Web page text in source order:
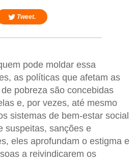
Tweet.
pode moldar essa
as políticas que afetam as
pobreza são concebidas
e, por vezes, até mesmo
sistemas de bem-estar social
suspeitas, sanções e
eles aprofundam o estigma e
a reivindicarem os